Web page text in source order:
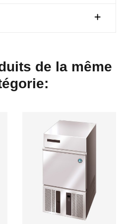
de la même